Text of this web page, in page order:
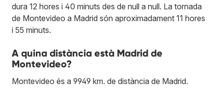
dura 12 hores i 40 minuts des de null a null. La tornada
de Montevideo a Madrid són aproximadament 11 hores
i 55 minuts.
A quina distància està Madrid de
Montevideo?
Montevideo és a 9949 km. de distància de Madrid.